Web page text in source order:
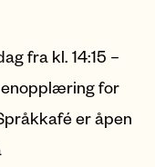
fra kl. 14:15 –
for
er åpen